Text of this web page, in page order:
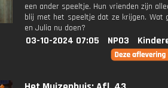
een ander speeltje. Hun vrienden zijn
blij met het speeltje dat ze krijgen. Wat
en Julia nu doen?
03-10-2024 07:05 NPO3